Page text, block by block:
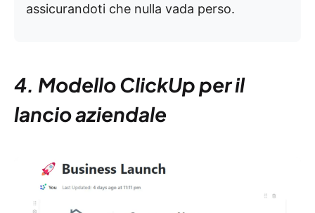
assicurandoti che nulla vada perso.
4. Modello ClickUp per il
lancio aziendale